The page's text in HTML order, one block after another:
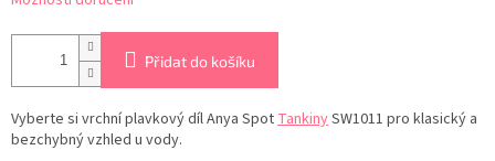
Přidat do košíku
Vyberte si vrchní plavkový díl Anya SpotTankinySW1011 pro klasický a
bezchybný vzhled u vody.